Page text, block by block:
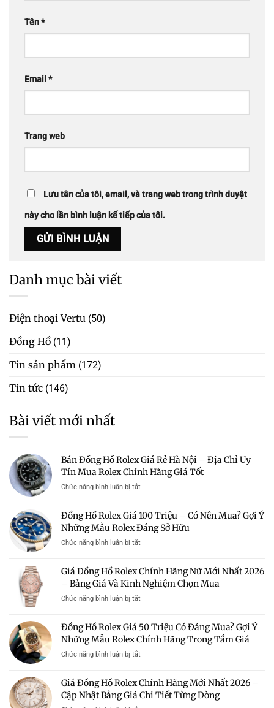
Tên*
Email *
Trang web
Lưu tên của tôi, email, và trang web trong trình duyệt
này cho lần bình luận kế tiếp của tôi.
Danh mục bài viết
Điện thoại Vertu (50)
Đồng Hồ (11)
Tin sản phẩm (172)
Tin tức (146)
Bài viết mới nhất
Bán Đồng Hồ Rolex Giá Rẻ Hà Nội – Địa Chỉ Uy
Tín Mua Rolex Chính Hãng Giá Tốt
Chức năng bình luận bị tắtở
Hồ
Rolex
Nội
–
Địa
Chỉ
Tín
Mua
Rolex
Chính
Tốt
Đồng Hồ Rolex Giá 100 Triệu – Có Nên Mua? Gợi Ý
Những Mẫu Rolex Đáng Sở Hữu
Chức năng bình luận bị tắtở
Rolex
Giá
Có
Nên
Gợi
Những
Mẫu
Rolex
Giá Đồng Hồ Rolex Chính Hãng Nữ Mới Nhất 2026
– Bảng Giá Và Kinh Nghiệm Chọn Mua
Chức năng bình luận bị tắtở
Hồ
Rolex
Mới
Nhất
Đồng Hồ Rolex Giá 50 Triệu Có Đáng Mua? Gợi Ý
Những Mẫu Rolex Chính Hãng Trong Tầm Giá
Chức năng bình luận bị tắtở
Rolex
Giá
Giá Đồng Hồ Rolex Chính Hãng Mới Nhất 2026 –
Cập Nhật Bảng Giá Chi Tiết Từng Dòng